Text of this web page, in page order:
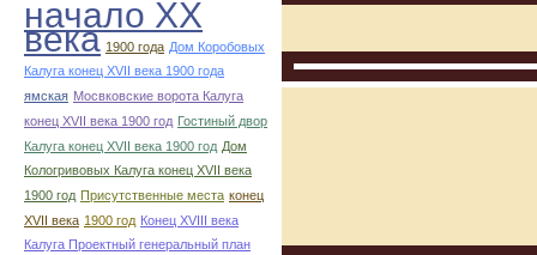
начало ХХ
века 1900 года Дом Коробовых
Калуга конец ХVII века 1900 года
ямская Мосвковские ворота Калуга
конец ХVII века 1900 год Гостиный двор
Калуга конец ХVII века 1900 год Дом
Кологривовых Калуга конец ХVII века
1900 год Присутственные места конец
ХVII века 1900 год Конец XVIII века
Калуга Проектный генеральный план